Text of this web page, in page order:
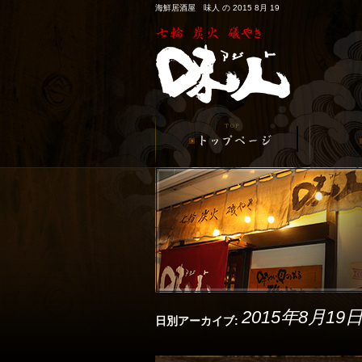
海鮮居酒屋 味人 の 2015 8月 19
日別アーカイブ: 2015年8月19日